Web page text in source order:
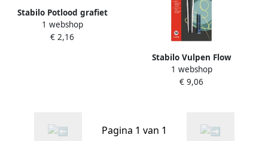
Stabilo Potlood grafiet
Schwan 306 HB
1 webshop
€ 2,16
Stabilo Vulpen Flow
medium pastel rooskleurig
blisterà 1 stuk
1 webshop
€ 9,06
Pagina 1 van 1